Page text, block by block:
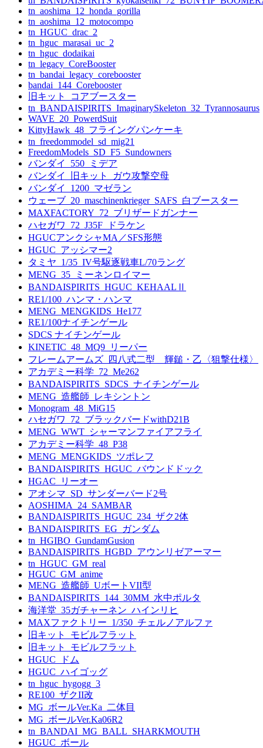
tn_aoshima_12_honda_gorilla
tn_aoshima_12_motocompo
tn_HGUC_drac_2
tn_hguc_marasai_uc_2
tn_hguc_dodaikai
tn_legacy_CoreBooster
tn_bandai_legacy_corebooster
bandai_144_Corebooster
旧キット_コアブースター
tn_BANDAISPIRITS_ImaginarySkeleton_32_Tyrannosaurus
WAVE_20_PowerdSuit
KittyHawk_48_フライングパンケーキ
tn_freedommodel_sd_mig21
FreedomModels_SD_F5_Sundowners
バンダイ_550_ミデア
バンダイ_旧キット_ガウ攻撃空母
バンダイ_1200_マゼラン
ウェーブ_20_maschinenkrieger_SAFS_白ブースター
MAXFACTORY_72_ブリザードガンナー
ハセガワ_72_J35F_ドラケン
HGUCアンクシャMA／SFS形態
HGUC_アッシマー2
タミヤ_1/35_IV号駆逐戦車L/70ラング
MENG_35_ミーネンロイマー
BANDAISPIRITS_HGUC_KEHAALⅡ
RE1/100_ハンマ・ハンマ
MENG_MENGKIDS_He177
RE1/100ナイチンゲール
SDCS ナイチンゲール
KINETIC_48_MQ9_リーパー
フレームアームズ_四八式二型 輝鎚・乙〈狙撃仕様〉
アカデミー科学_72_Me262
BANDAISPIRITS_SDCS_ナイチンゲール
MENG_造艦師_レキシントン
Monogram_48_MiG15
ハセガワ_72_ブラックバードwithD21B
MENG_WWT_シャーマンファイアフライ
アカデミー科学_48_P38
MENG_MENGKIDS_ツポレフ
BANDAISPIRITS_HGUC_バウンドドック
HGAC_リーオー
アオシマ_SD_サンダーバード2号
AOSHIMA_24_SAMBAR
BANDAISPIRITS_HGUC_234_ザク2体
BANDAISPIRITS_EG_ガンダム
tn_HGIBO_GundamGusion
BANDAISPIRITS_HGBD_アウンリゼアーマー
tn_HGUC_GM_real
HGUC_GM_anime
MENG_造艦師_UボートVII型
BANDAISPIRITS_144_30MM_水中ポルタ
海洋堂_35ガチャーネン_ハインリヒ
MAXファクトリー_1/350_チェルノアルファ
旧キット_モビルフラット
旧キット_モビルフラット
HGUC_ドム
HGUC_ハイゴッグ
tn_hguc_hygogg_3
RE100_ザクII改
MG_ボールVer.Ka_二体目
MG_ボールVer.Ka06R2
tn_BANDAI_MG_BALL_SHARKMOUTH
HGUC_ボール